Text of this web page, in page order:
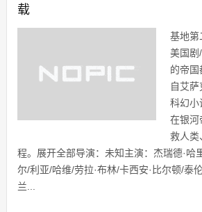
载
基地第
美国剧
的帝国
自艾
科幻小
在银河
救人类
程。展开全部导演：未知主演：杰瑞德·哈
尔/利亚/哈维/劳拉·布林/卡西安·比尔顿/泰
兰...